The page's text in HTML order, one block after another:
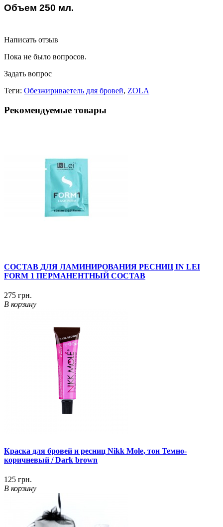
Объем 250 мл.
Написать отзыв
Пока не было вопросов.
Задать вопрос
Теги: Обезжириваетель для бровей, ZOLA
Рекомендуемые товары
СОСТАВ ДЛЯ ЛАМИНИРОВАНИЯ РЕСНИЦ IN LEI
FORM 1 ПЕРМАНЕНТНЫЙ СОСТАВ
275 грн.
В корзину
Краска для бровей и ресниц Nikk Mole, тон Темно-
коричневый / Dark brown
125 грн.
В корзину